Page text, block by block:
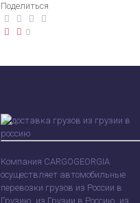
Поделиться
0
Компания CARGOGEORGIA
осуществляет автомобильные
перевозки грузов из России в
Грузию, из Грузии в Россию, из